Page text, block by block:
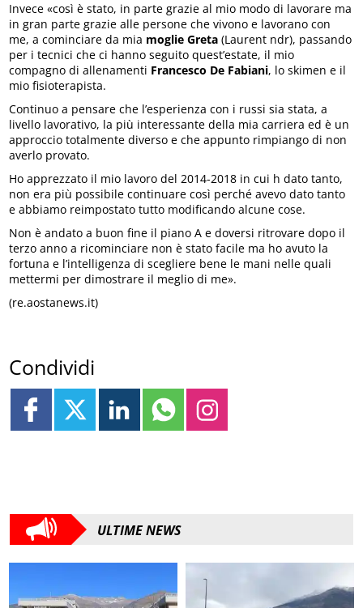
Invece «così è stato, in parte grazie al mio modo di lavorare ma
in gran parte grazie alle persone che vivono e lavorano con
me, a cominciare da mia moglie Greta (Laurent ndr), passando
per i tecnici che ci hanno seguito quest’estate, il mio
compagno di allenamenti Francesco De Fabiani, lo skimen e il
mio fisioterapista.
Continuo a pensare che l’esperienza con i russi sia stata, a
livello lavorativo, la più interessante della mia carriera ed è un
approccio totalmente diverso e che appunto rimpiango di non
averlo provato.
Ho apprezzato il mio lavoro del 2014-2018 in cui h dato tanto,
non era più possibile continuare così perché avevo dato tanto
e abbiamo reimpostato tutto modificando alcune cose.
Non è andato a buon fine il piano A e doversi ritrovare dopo il
terzo anno a ricominciare non è stato facile ma ho avuto la
fortuna e l’intelligenza di scegliere bene le mani nelle quali
mettermi per dimostrare il meglio di me».
(re.aostanews.it)
Condividi
ULTIME NEWS